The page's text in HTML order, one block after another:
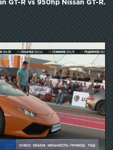
GT-R vs 950hp Nissan GT-R.